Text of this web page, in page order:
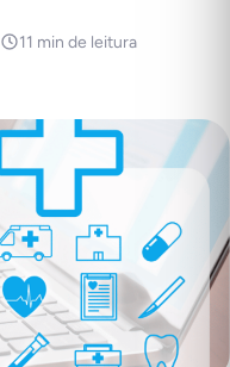
11 min de leitura